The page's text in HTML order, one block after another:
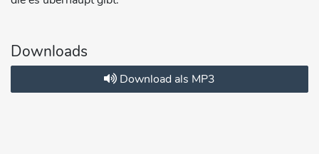
Downloads
Download als MP3